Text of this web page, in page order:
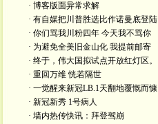
· 博客版面异常求解
· 有自媒把川普胜选比作诺曼底登陆
· 你们骂我川粉四年 今天我不骂你
· 为避免全美旧金山化 我提前邮寄
· 终于，伟大国拟试点开放红灯区。
· 重回万维 恍若隔世
· 一觉醒来新冠LB.1天翻地覆慨而慷
· 新冠新秀 1号病人
· 墙内热传快讯：拜登驾崩